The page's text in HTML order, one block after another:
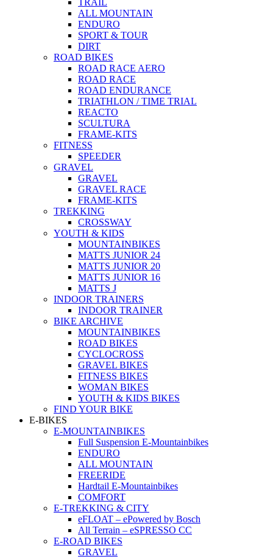
TRAIL
ALL MOUNTAIN
ENDURO
SPORT & TOUR
DIRT
ROAD BIKES
ROAD RACE AERO
ROAD RACE
ROAD ENDURANCE
TRIATHLON / TIME TRIAL
REACTO
SCULTURA
FRAME-KITS
FITNESS
SPEEDER
GRAVEL
GRAVEL
GRAVEL RACE
FRAME-KITS
TREKKING
CROSSWAY
YOUTH & KIDS
MOUNTAINBIKES
MATTS JUNIOR 24
MATTS JUNIOR 20
MATTS JUNIOR 16
MATTS J
INDOOR TRAINERS
INDOOR TRAINER
BIKE ARCHIVE
MOUNTAINBIKES
ROAD BIKES
CYCLOCROSS
GRAVEL BIKES
FITNESS BIKES
WOMAN BIKES
YOUTH & KIDS BIKES
FIND YOUR BIKE
E-BIKES
E-MOUNTAINBIKES
Full Suspension E-Mountainbikes
ENDURO
ALL MOUNTAIN
FREERIDE
Hardtail E-Mountainbikes
COMFORT
E-TREKKING & CITY
eFLOAT – ePowered by Bosch
All Terrain – eSPRESSO CC
E-ROAD BIKES
GRAVEL